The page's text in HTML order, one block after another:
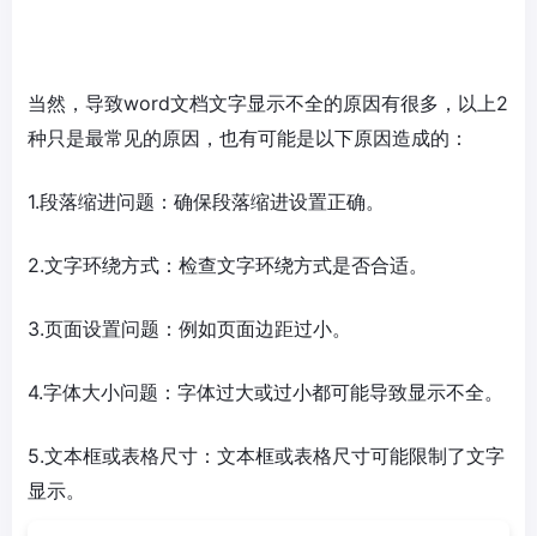
当然，导致word文档文字显示不全的原因有很多，以上2
种只是最常见的原因，也有可能是以下原因造成的：
1.段落缩进问题：确保段落缩进设置正确。
2.文字环绕方式：检查文字环绕方式是否合适。
3.页面设置问题：例如页面边距过小。
4.字体大小问题：字体过大或过小都可能导致显示不全。
5.文本框或表格尺寸：文本框或表格尺寸可能限制了文字
显示。